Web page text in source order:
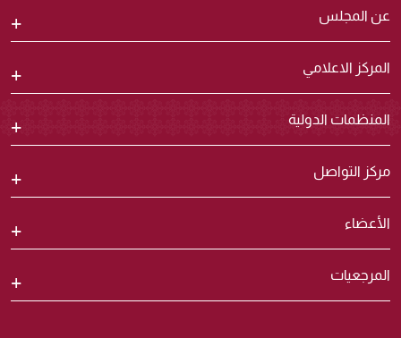
عن المجلس
المركز الاعلامي
المنظمات الدولية
مركز التواصل
الأعضاء
المرجعيات